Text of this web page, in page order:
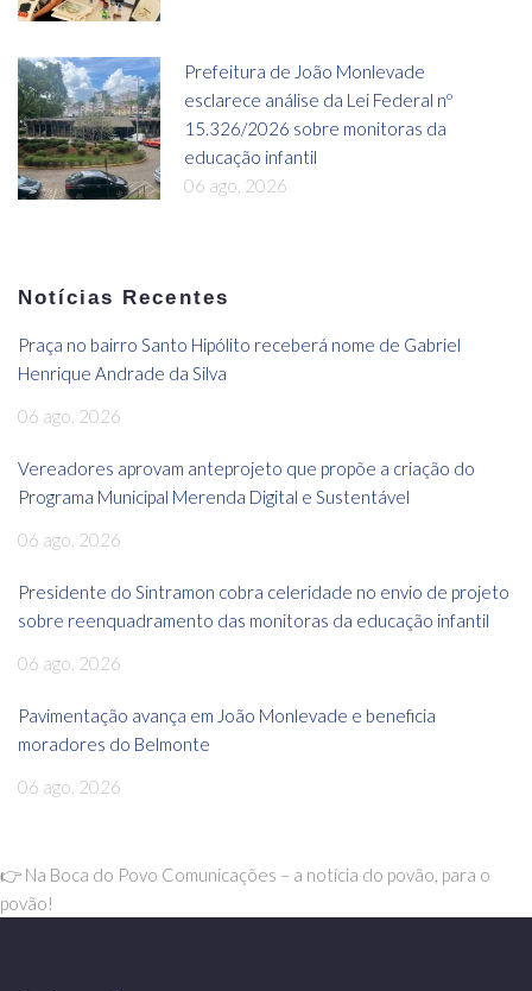
Prefeitura de João Monlevade
esclarece análise da Lei Federal nº
15.326/2026 sobre monitoras da
educação infantil
06 ago, 2026
Notícias Recentes
Praça no bairro Santo Hipólito receberá nome de Gabriel
Henrique Andrade da Silva
06 ago, 2026
Vereadores aprovam anteprojeto que propõe a criação do
Programa Municipal Merenda Digital e Sustentável
06 ago, 2026
Presidente do Sintramon cobra celeridade no envio de projeto
sobre reenquadramento das monitoras da educação infantil
06 ago, 2026
Pavimentação avança em João Monlevade e beneficia
moradores do Belmonte
06 ago, 2026
👉 Na Boca do Povo Comunicações – a notícia do povão, para o
povão!